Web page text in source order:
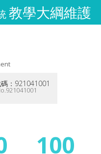
教學大綱維護
：921041001
100